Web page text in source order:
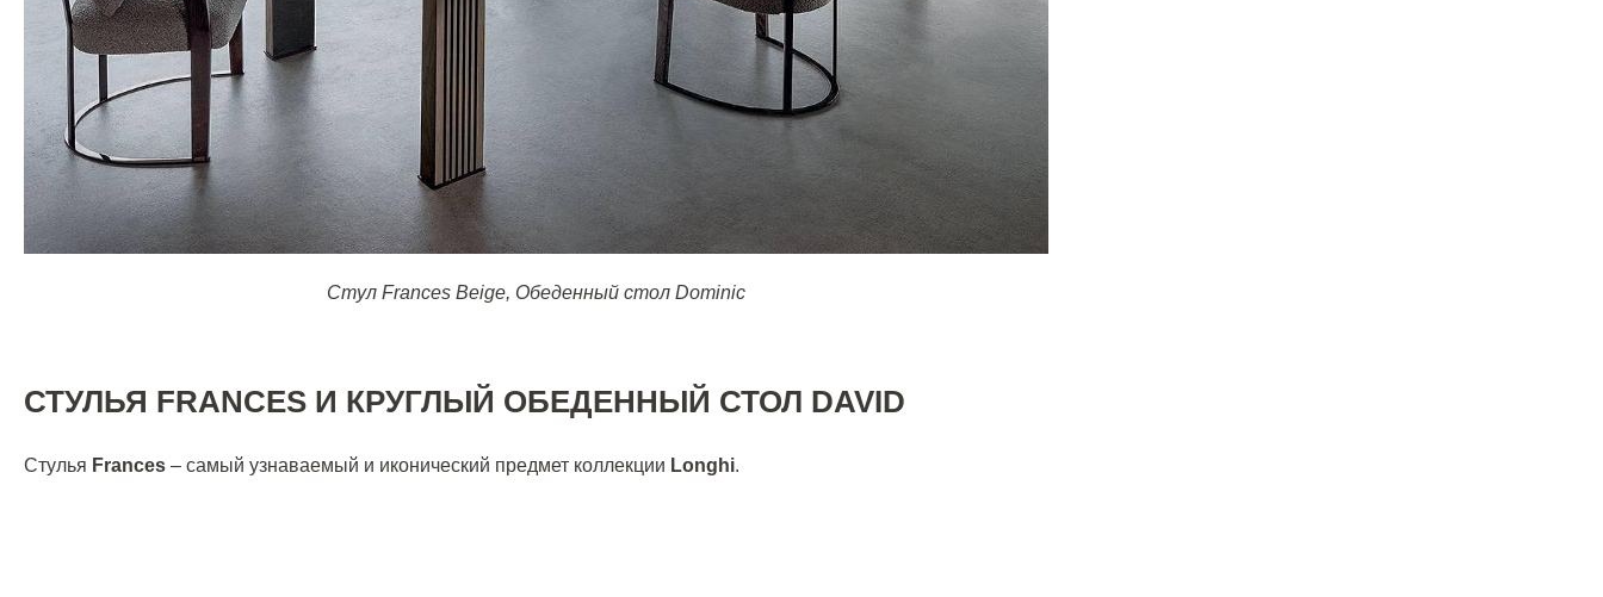
Стул Frances Beige, Обеденный стол Dominic
СТУЛЬЯ FRANCES И КРУГЛЫЙ ОБЕДЕННЫЙ СТОЛ DAVID
Стулья Frances – самый узнаваемый и иконический предмет коллекции Longhi.